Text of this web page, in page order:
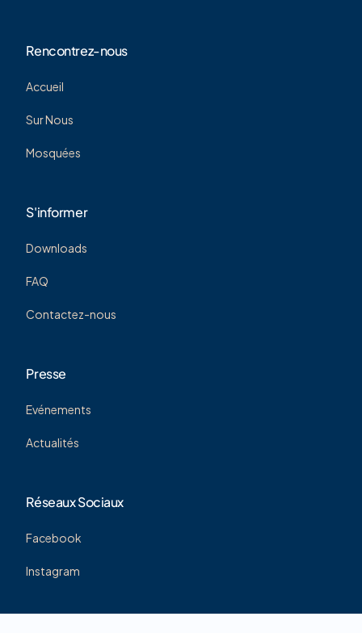
Rencontrez-nous
Accueil
Sur Nous
Mosquées
S'informer
Downloads
FAQ
Contactez-nous
Presse
Evénements
Actualités
Réseaux Sociaux
Facebook
Instagram